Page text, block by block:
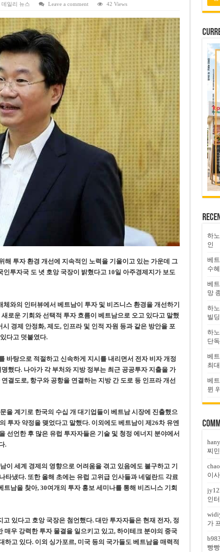
당 80% 결정…과거 최대 350% 지급 이력
주의…외국인 여행자 피해 경보
칸 이용 유료화
강화… 기획사 코뮌 위원장 과태료 상한 50배 상향
경 승인…리조트 개발 추진
데일리 뉴스 Leave a comment 42 Views
해 투자 환경 개선에 지속적인 노력을 기울이고 있는 가운데 그
투자국 도 녓 호앙 국장이 밝혔다고 10일 아주경제지가 보도
와의 인터뷰에서 베트남이 투자 및 비즈니스 환경을 개선하기
로운 기회와 선택적 투자 흐름이 베트남으로 오고 있다고 말했
경제 안정화, 제도, 인프라 및 인적 자원 등과 같은 방안을 포
다고 덧붙였다.
바탕으로 적절하고 신속하게 지시를 내리면서 전자 비자 개정
했다. 나아가 각 부처와 지방 정부는 최근 공공투자 지출을 가
결도로, 항구와 공항을 연결하는 지방 간 도로 등 인프라 개선
을 계기로 한국의 수십 개 대기업들이 베트남 시장에 진출했으
투자 약정을 맺었다고 말했다. 이외에도 베트남이 제26차 유엔
선언한 후 많은 유럽 투자자들은 기술 및 청정 에너지 분야에서
.
이 세계 경제의 영향으로 어려움을 겪고 있음에도 불구하고 기
타냈다. 또한 올해 초에는 유럽 고위급 인사들과 네덜란드 각료
남을 찾아, 30여개의 투자 홍보 세미나를 통해 비즈니스 기회
있다고 호앙 국장은 첨언했다. 대만 투자자들은 현재 전자, 정
매우 강력한 투자 물결을 일으키고 있고, 하이테크 분야의 중국
고 있다. 이외 싱가포르, 미국 등의 국가들도 베트남을 매력적
하
인
베
수
베
망
하
빌
하
단
베
최
베
뮌
찌
이
인
가
빵